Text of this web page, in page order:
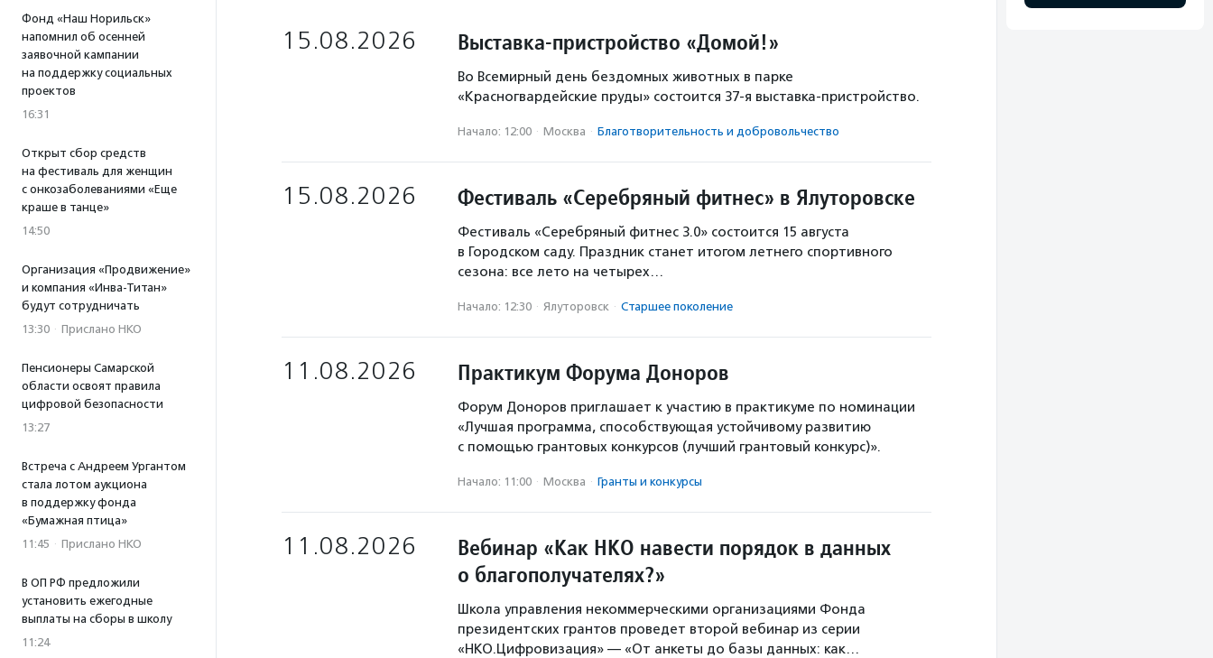
Фонд «Наш Норильск»
напомнил об осенней
заявочной кампании
на поддержку социальных
проектов
16:31
Открыт сбор средств
на фестиваль для женщин
с онкозаболеваниями «Еще
краше в танце»
14:50
Организация «Продвижение»
и компания «Инва-Титан»
будут сотрудничать
13:30 · Прислано НКО
Пенсионеры Самарской
области освоят правила
цифровой безопасности
13:27
Встреча с Андреем Ургантом
стала лотом аукциона
в поддержку фонда
«Бумажная птица»
11:45 · Прислано НКО
В ОП РФ предложили
установить ежегодные
выплаты на сборы в школу
11:24
15.08.2026 Выставка-пристройство «Домой!»
Во Всемирный день бездомных животных в парке
«Красногвардейские пруды» состоится 37-я выставка-пристройство.
Начало: 12:00 · Москва · Благотвори­тель­ность и доброволь­чест­во
15.08.2026 Фестиваль «Серебряный фитнес» в Ялуторовске
Фестиваль «Серебряный фитнес 3.0» состоится 15 августа
в Городском саду. Праздник станет итогом летнего спортивного
сезона: все лето на четырех…
Начало: 12:30 · Ялуторовск · Старшее поколение
11.08.2026 Практикум Форума Доноров
Форум Доноров приглашает к участию в практикуме по номинации
«Лучшая программа, способствующая устойчивому развитию
с помощью грантовых конкурсов (лучший грантовый конкурс)».
Начало: 11:00 · Москва · Гранты и конкурсы
11.08.2026
Вебинар «Как НКО навести порядок в данных
о благополучателях?»
Школа управления некоммерческими организациями Фонда
президентских грантов проведет второй вебинар из серии
«НКО.Цифровизация» — «От анкеты до базы данных: как…